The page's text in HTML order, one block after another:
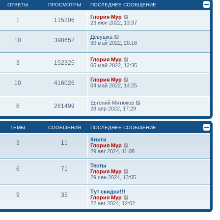
ОТВЕТЫ ПРОСМОТРЫ ПОСЛЕДНЕЕ СООБЩЕНИЕ
1 115206
Глория Мур
23 июн 2022, 13:37
10 398652
Девушка
30 май 2022, 20:16
3 152325
Глория Мур
05 май 2022, 12:35
10 416026
Глория Мур
04 май 2022, 14:25
6 261499
Евгений Митюков
28 апр 2022, 17:29
ТЕМЫ СООБЩЕНИЯ ПОСЛЕДНЕЕ СООБЩЕНИЕ
3 11
Книги
Глория Мур
е
т
и
к
с
л
29 авг 2024, 11:08
6 71
Тесты
Глория Мур
е
т
и
к
29 сен 2024, 13:05
9 35
Тут скидки!!!
Глория Мур
е
р
22 авг 2024, 12:02